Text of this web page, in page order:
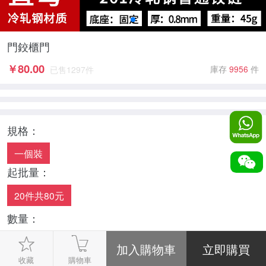
門鉸櫃門
￥80.00 已售 1297件 庫存 9956 件
規格：
一個裝
起批量：
20件共80元
數量：
-
+
收藏 購物車